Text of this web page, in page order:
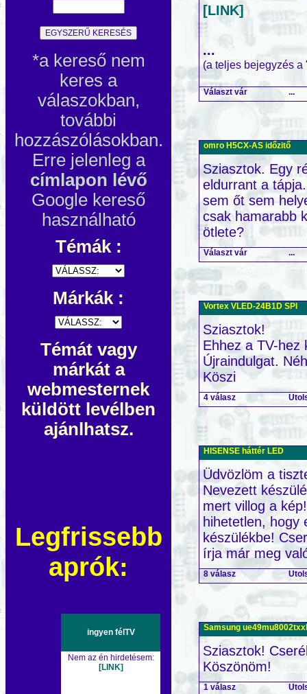
*a kereső nem
keres a
válaszokban,
további
hozzászólásokban.
Erre jelenleg a
címlapon lévő
Google kereső
használható
Témák :
Márkák :
Témát vagy
márkát a
webmesternek
küldött levélben
ajánlhatsz.
Legfrissebb
aprók:
ingyen félTV
Nem az én hirdetésem:
[LINK]
[LINK]
...
(a teljes bejegyzés
Választ vár ...
omro H5CX-AS időzitő
Sziasztok. Egy
eldurrant a
sem őt sem
csak hamarabb
ötlete?
Választ vár ...
Vortex VLED-24B1D SPI
Sziasztok!
Ehhez a TV-hez
Újraindulgat.
Köszi
4 válasz
HISENSE háttér LED
Üdvözlöm a
Nevezett
mert villog a
hihetetlen, hogy
készülékbe!
írja már meg
8 válasz
Samsung
Sziasztok!
Köszönöm!
1 válasz